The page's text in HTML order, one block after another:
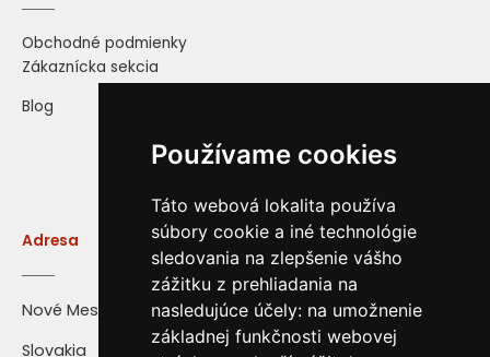
Používame cookies
Táto webová lokalita používa
súbory cookie a iné technológie
sledovania na zlepšenie vášho
zážitku z prehliadania na
nasledujúce účely: na umožnenie
základnej funkčnosti webovej
Obchodné podmienky
Zákaznícka sekcia
Blog
Adresa
Nové Mesto nad Váhom
Slovakia